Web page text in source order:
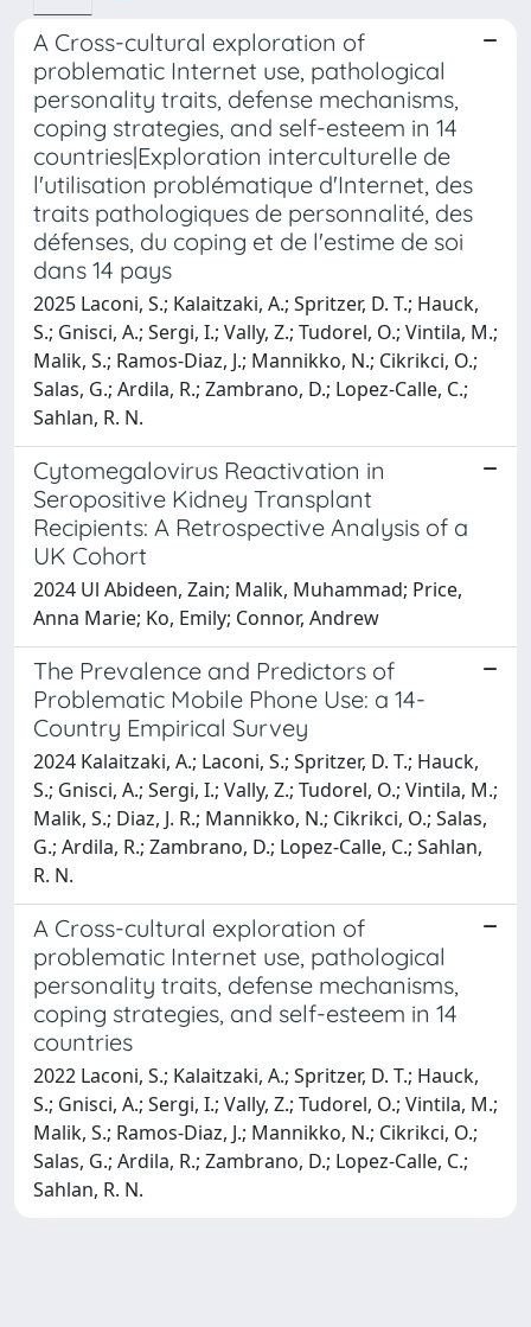
A Cross-cultural exploration of
problematic Internet use, pathological
personality traits, defense mechanisms,
coping strategies, and self-esteem in 14
countries|Exploration interculturelle de
l'utilisation problématique d'Internet, des
traits pathologiques de personnalité, des
défenses, du coping et de l'estime de soi
dans 14 pays
2025 Laconi, S.; Kalaitzaki, A.; Spritzer, D. T.; Hauck,
S.; Gnisci, A.; Sergi, I.; Vally, Z.; Tudorel, O.; Vintila, M.;
Malik, S.; Ramos-Diaz, J.; Mannikko, N.; Cikrikci, O.;
Salas, G.; Ardila, R.; Zambrano, D.; Lopez-Calle, C.;
Sahlan, R. N.
Cytomegalovirus Reactivation in
Seropositive Kidney Transplant
Recipients: A Retrospective Analysis of a
UK Cohort
2024 Ul Abideen, Zain; Malik, Muhammad; Price,
Anna Marie; Ko, Emily; Connor, Andrew
The Prevalence and Predictors of
Problematic Mobile Phone Use: a 14-
Country Empirical Survey
2024 Kalaitzaki, A.; Laconi, S.; Spritzer, D. T.; Hauck,
S.; Gnisci, A.; Sergi, I.; Vally, Z.; Tudorel, O.; Vintila, M.;
Malik, S.; Diaz, J. R.; Mannikko, N.; Cikrikci, O.; Salas,
G.; Ardila, R.; Zambrano, D.; Lopez-Calle, C.; Sahlan,
R. N.
A Cross-cultural exploration of
problematic Internet use, pathological
personality traits, defense mechanisms,
coping strategies, and self-esteem in 14
countries
2022 Laconi, S.; Kalaitzaki, A.; Spritzer, D. T.; Hauck,
S.; Gnisci, A.; Sergi, I.; Vally, Z.; Tudorel, O.; Vintila, M.;
Malik, S.; Ramos-Diaz, J.; Mannikko, N.; Cikrikci, O.;
Salas, G.; Ardila, R.; Zambrano, D.; Lopez-Calle, C.;
Sahlan, R. N.